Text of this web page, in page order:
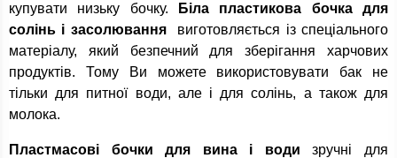
купувати низьку бочку.
Біла пластикова бочка для
солінь і засолювання
виготовляється із спеціального
матеріалу, який безпечний для зберігання харчових
продуктів. Тому Ви можете використовувати бак не
тільки для питної води, але і для солінь, а також для
молока.
Пластмасові бочки для вина і води зручні для